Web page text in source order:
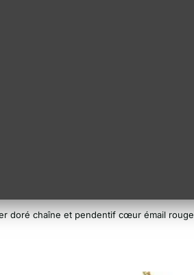
doré chaîne et pendentif cœur émail rouge